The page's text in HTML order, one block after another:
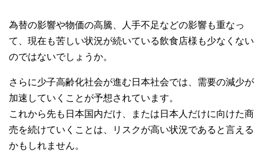
為替の影響や物価の高騰、人手不足などの影響も重なっ
て、現在も苦しい状況が続いている飲食店様も少なくない
のではないでしょうか。
さらに少子高齢化社会が進む日本社会では、需要の減少が
加速していくことが予想されています。
これから先も日本国内だけ、または日本人だけに向けた商
売を続けていくことは、リスクが高い状況であると言える
かもしれません。